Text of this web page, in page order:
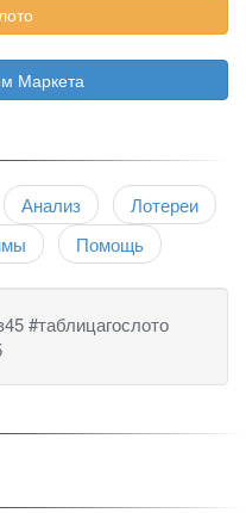
Маркета
Анализ
Лотереи
Помощь
#таблицагослото